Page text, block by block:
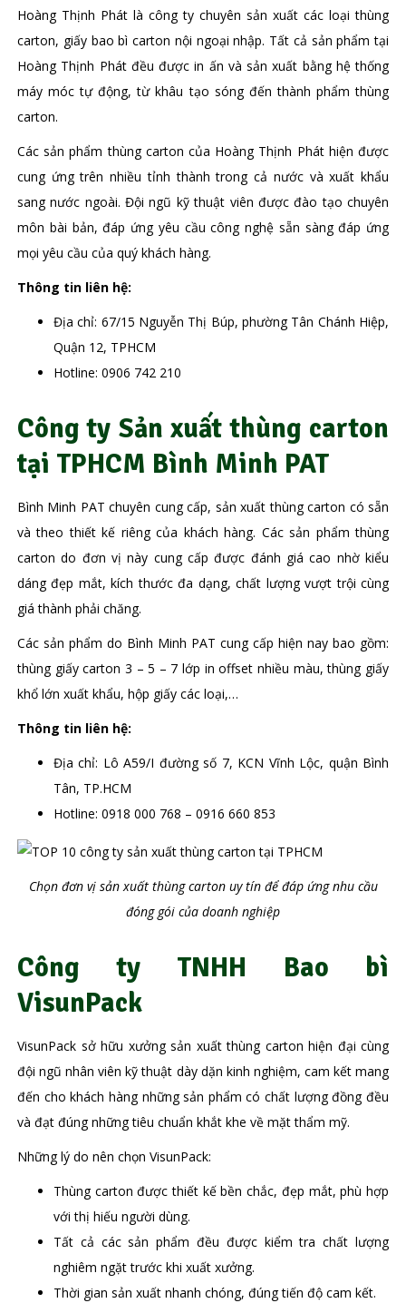
Hoàng Thịnh Phát là công ty chuyên sản xuất các loại thùng
carton, giấy bao bì carton nội ngoại nhập. Tất cả sản phẩm tại
Hoàng Thịnh Phát đều được in ấn và sản xuất bằng hệ thống
máy móc tự động, từ khâu tạo sóng đến thành phẩm thùng
carton.
Các sản phẩm thùng carton của Hoàng Thịnh Phát hiện được
cung ứng trên nhiều tỉnh thành trong cả nước và xuất khẩu
sang nước ngoài. Đội ngũ kỹ thuật viên được đào tạo chuyên
môn bài bản, đáp ứng yêu cầu công nghệ sẵn sàng đáp ứng
mọi yêu cầu của quý khách hàng.
Thông tin liên hệ:
Địa chỉ: 67/15 Nguyễn Thị Búp, phường Tân Chánh Hiệp,
Quận 12, TPHCM
Hotline: 0906 742 210
Công ty Sản xuất thùng carton
tại TPHCM Bình Minh PAT
Bình Minh PAT chuyên cung cấp, sản xuất thùng carton có sẵn
và theo thiết kế riêng của khách hàng. Các sản phẩm thùng
carton do đơn vị này cung cấp được đánh giá cao nhờ kiểu
dáng đẹp mắt, kích thước đa dạng, chất lượng vượt trội cùng
giá thành phải chăng.
Các sản phẩm do Bình Minh PAT cung cấp hiện nay bao gồm:
thùng giấy carton 3 – 5 – 7 lớp in offset nhiều màu, thùng giấy
khổ lớn xuất khẩu, hộp giấy các loại,…
Thông tin liên hệ:
Địa chỉ: Lô A59/I đường số 7, KCN Vĩnh Lộc, quận Bình
Tân, TP.HCM
Hotline: 0918 000 768 – 0916 660 853
Chọn đơn vị sản xuất thùng carton uy tín để đáp ứng nhu cầu
đóng gói của doanh nghiệp
Công ty TNHH Bao bì
VisunPack
VisunPack sở hữu xưởng sản xuất thùng carton hiện đại cùng
đội ngũ nhân viên kỹ thuật dày dặn kinh nghiệm, cam kết mang
đến cho khách hàng những sản phẩm có chất lượng đồng đều
và đạt đúng những tiêu chuẩn khắt khe về mặt thẩm mỹ.
Những lý do nên chọn VisunPack:
Thùng carton được thiết kế bền chắc, đẹp mắt, phù hợp
với thị hiếu người dùng.
Tất cả các sản phẩm đều được kiểm tra chất lượng
nghiêm ngặt trước khi xuất xưởng.
Thời gian sản xuất nhanh chóng, đúng tiến độ cam kết.